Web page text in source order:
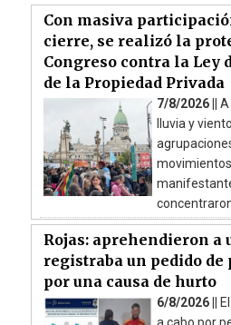
Con masiva
cierre, se realizó la
Congreso contra la Ley
de la Propiedad Privada
7/8/2026 || A
lluvia y
Rojas: aprehendieron a
registraba un pedido de
por una causa de hurto
6/8/2026 ||
a cabo por